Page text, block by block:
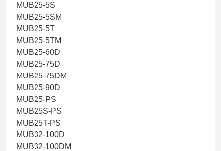
MUB25-5S
MUB25-5SM
MUB25-5T
MUB25-5TM
MUB25-60D
MUB25-75D
MUB25-75DM
MUB25-90D
MUB25-PS
MUB25S-PS
MUB25T-PS
MUB32-100D
MUB32-100DM